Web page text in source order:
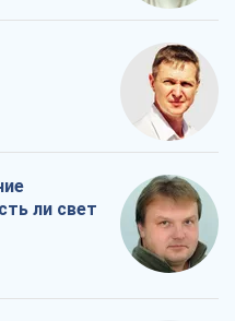
ли свет